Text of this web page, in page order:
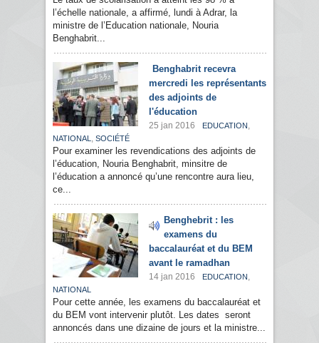
l’échelle nationale, a affirmé, lundi à Adrar, la
ministre de l’Education nationale, Nouria
Benghabrit...
Benghabrit recevra
mercredi les représentants
des adjoints de
l'éducation
25 jan 2016 EDUCATION ,
NATIONAL , SOCIÉTÉ
Pour examiner les revendications des adjoints de
l’éducation, Nouria Benghabrit, minsitre de
l’éducation a annoncé qu’une rencontre aura lieu,
ce...
Benghebrit : les
examens du
baccalauréat et du BEM
avant le ramadhan
14 jan 2016 EDUCATION ,
NATIONAL
Pour cette année, les examens du baccalauréat et
du BEM vont intervenir plutôt. Les dates seront
annoncés dans une dizaine de jours et la ministre...